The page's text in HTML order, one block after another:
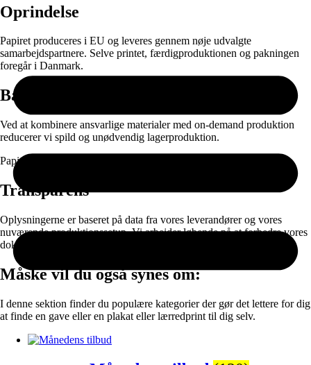
Oprindelse
Papiret produceres i EU og leveres gennem nøje udvalgte
samarbejdspartnere. Selve printet, færdigproduktionen og pakningen
foregår i Danmark.
Bæredygtighed
Ved at kombinere ansvarlige materialer med on-demand produktion
reducerer vi spild og unødvendig lagerproduktion.
Papir og emballage kan sorteres til genanvendelse efter brug.
Transparens
Oplysningerne er baseret på data fra vores leverandører og vores
nuværende produktionssetup. Vi arbejder løbende på at forbedre vores
dokumentation og materialevalg.
Måske vil du også synes om:
I denne sektion finder du populære kategorier der gør det lettere for dig
at finde en gave eller en plakat eller lærredprint til dig selv.